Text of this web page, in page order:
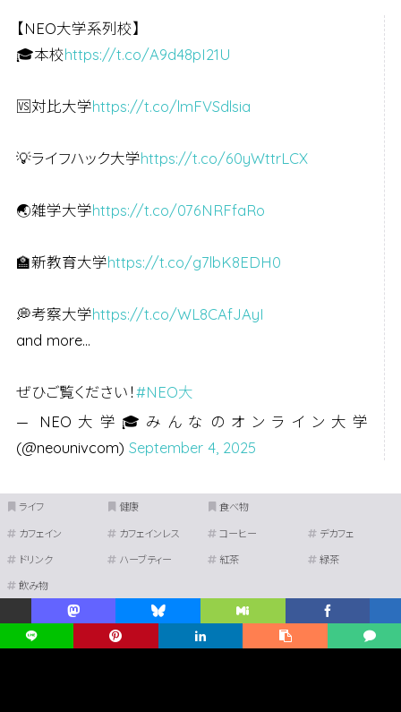
【NEO大学系列校】
🎓本校https://t.co/A9d48pI21U
🆚対比大学https://t.co/lmFVSdlsia
💡ライフハック大学https://t.co/60yWttrLCX
🌏雑学大学https://t.co/076NRFfaRo
🏫新教育大学https://t.co/g7lbK8EDH0
💭考察大学https://t.co/WL8CAfJAyI
and more…
ぜひご覧ください！#NEO大
— NEO大学🎓みんなのオンライン大学
(@neounivcom) September 4, 2025
ライフ 健康 食べ物
カフェイン カフェインレス コーヒー デカフェ
ドリンク ハーブティー 紅茶 緑茶
飲み物